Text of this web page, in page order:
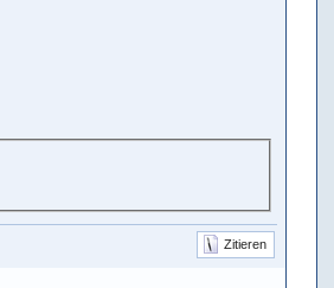
Zitieren